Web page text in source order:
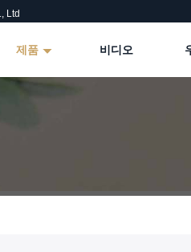
Ltd
제품 비디오